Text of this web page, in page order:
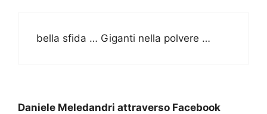
bella sfida … Giganti nella polvere …
Daniele Meledandri attraverso Facebook